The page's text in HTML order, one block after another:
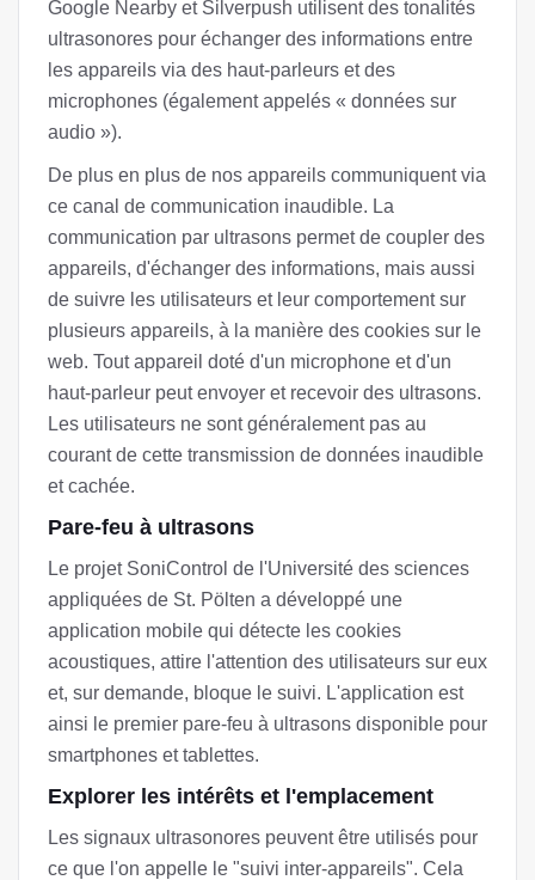
Google Nearby et Silverpush utilisent des tonalités
ultrasonores pour échanger des informations entre
les appareils via des haut-parleurs et des
microphones (également appelés « données sur
audio »).
De plus en plus de nos appareils communiquent via
ce canal de communication inaudible. La
communication par ultrasons permet de coupler des
appareils, d'échanger des informations, mais aussi
de suivre les utilisateurs et leur comportement sur
plusieurs appareils, à la manière des cookies sur le
web. Tout appareil doté d'un microphone et d'un
haut-parleur peut envoyer et recevoir des ultrasons.
Les utilisateurs ne sont généralement pas au
courant de cette transmission de données inaudible
et cachée.
Pare-feu à ultrasons
Le projet SoniControl de l'Université des sciences
appliquées de St. Pölten a développé une
application mobile qui détecte les cookies
acoustiques, attire l'attention des utilisateurs sur eux
et, sur demande, bloque le suivi. L'application est
ainsi le premier pare-feu à ultrasons disponible pour
smartphones et tablettes.
Explorer les intérêts et l'emplacement
Les signaux ultrasonores peuvent être utilisés pour
ce que l'on appelle le "suivi inter-appareils". Cela